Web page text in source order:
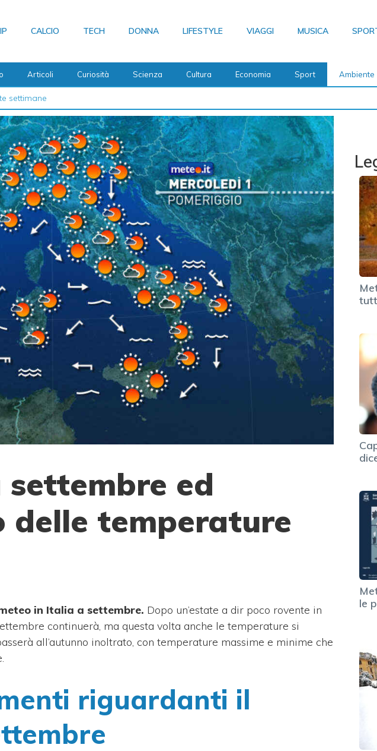
CALCIO TECH DONNA LIFESTYLE VIAGGI MUSICA
Articoli Curiosità Scienza Cultura Economia Sport Ambiente
2026
ed
temperature
in Italia a settembre. Dopo un’estate a dir poco rovente in
continuerà, ma questa volta anche le temperature si
all’autunno inoltrato, con temperature massime e minime che
riguardanti il
le